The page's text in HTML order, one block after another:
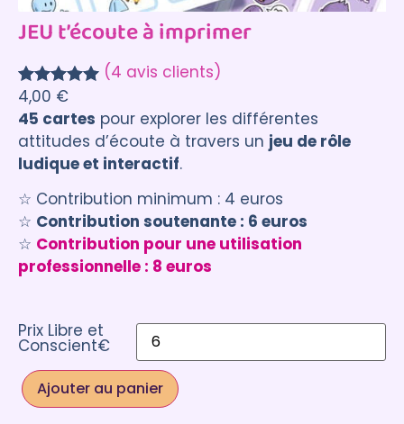
JEU t’écoute à imprimer
Noté 5.00
sur 5
basé sur
4
notations
client
(4 avis clients)
4,00 €
45 cartes pour explorer les différentes
attitudes d’écoute à travers un jeu de rôle
ludique et interactif.
☆ Contribution minimum : 4 euros
☆ Contribution soutenante : 6 euros
☆ Contribution pour une utilisation
professionnelle : 8 euros
Prix Libre et
Conscient€
Ajouter au panier